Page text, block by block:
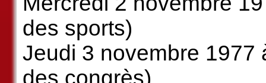
des sports)
Jeudi 3 novembre 1977
des congrès)